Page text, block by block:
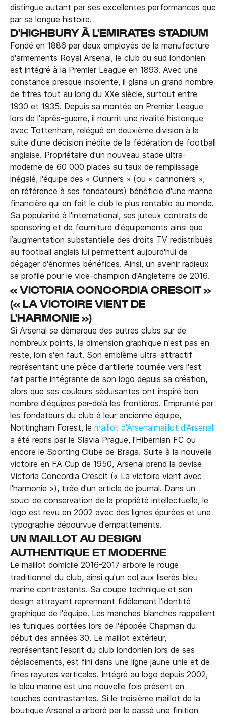
distingue autant par ses excellentes performances que
par sa longue histoire.
D'HIGHBURY À L'EMIRATES STADIUM
Fondé en 1886 par deux employés de la manufacture
d'armements Royal Arsenal, le club du sud londonien
est intégré à la Premier League en 1893. Avec une
constance presque insolente, il glana un grand nombre
de titres tout au long du XXe siècle, surtout entre
1930 et 1935. Depuis sa montée en Premier League
lors de l'après-guerre, il nourrit une rivalité historique
avec Tottenham, relégué en deuxième division à la
suite d'une décision inédite de la fédération de football
anglaise. Propriétaire d'un nouveau stade ultra-
moderne de 60 000 places au taux de remplissage
inégalé, l'équipe des « Gunners » (ou « cannoniers »,
en référence à ses fondateurs) bénéficie d'une manne
financière qui en fait le club le plus rentable au monde.
Sa popularité à l'international, ses juteux contrats de
sponsoring et de fourniture d'équipements ainsi que
l’augmentation substantielle des droits TV redistribués
au football anglais lui permettent aujourd'hui de
dégager d'énormes bénéfices. Ainsi, un avenir radieux
se profile pour le vice-champion d'Angleterre de 2016.
« VICTORIA CONCORDIA CRESCIT »
(« LA VICTOIRE VIENT DE
L'HARMONIE »)
Si Arsenal se démarque des autres clubs sur de
nombreux points, la dimension graphique n'est pas en
reste, loin s'en faut. Son emblème ultra-attractif
représentant une pièce d'artillerie tournée vers l'est
fait partie intégrante de son logo depuis sa création,
alors que ses couleurs séduisantes ont inspiré bon
nombre d'équipes par-delà les frontières. Emprunté par
les fondateurs du club à leur ancienne équipe,
Nottingham Forest, le maillot d'Arsenalmaillot d'Arsenal
a été repris par le Slavia Prague, l'Hibernian FC ou
encore le Sporting Clube de Braga. Suite à la nouvelle
victoire en FA Cup de 1950, Arsenal prend la devise
Victoria Concordia Crescit (« La victoire vient avec
l'harmonie »), tirée d'un article de journal. Dans un
souci de conservation de la propriété intellectuelle, le
logo est revu en 2002 avec des lignes épurées et une
typographie dépourvue d'empattements.
UN MAILLOT AU DESIGN
AUTHENTIQUE ET MODERNE
Le maillot domicile 2016-2017 arbore le rouge
traditionnel du club, ainsi qu'un col aux liserés bleu
marine contrastants. Sa coupe technique et son
design attrayant reprennent fidèlement l'identité
graphique de l'équipe. Les manches blanches rappellent
les tuniques portées lors de l'épopée Chapman du
début des années 30. Le maillot extérieur,
représentant l'esprit du club londonien lors de ses
déplacements, est fini dans une ligne jaune unie et de
fines rayures verticales. Intégré au logo depuis 2002,
le bleu marine est une nouvelle fois présent en
touches contrastantes. Si le troisième maillot de la
boutique Arsenal a arboré par le passé une finition